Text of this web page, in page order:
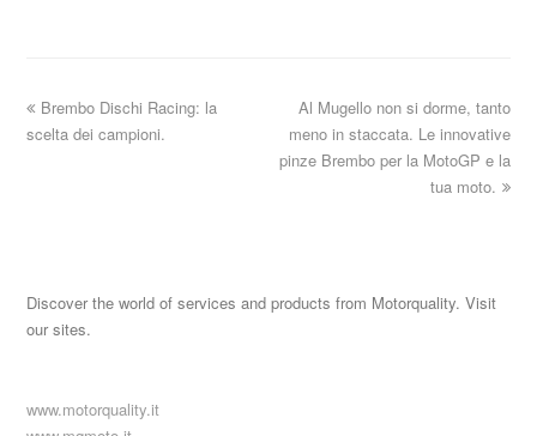
Al Mugello non si dorme, tanto
meno in staccata. Le innovative
pinze Brembo per la MotoGP e la
tua moto.
Brembo Dischi Racing: la
scelta dei campioni.
Discover the world of services and products from Motorquality. Visit
our sites.
www.motorquality.it